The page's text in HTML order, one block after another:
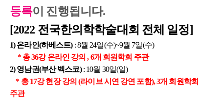
등록이 진행됩니다.
[2022 전국한의학학술대회 전체 일정]
1) 온라인(하베스트): 8월 24일(수)~9월 7일(수)
* 총 36강 온라인 강의 , 6개 회원학회 주관
2) 영남권(부산 벡스코): 10월 30일(일)
* 총 17강 현장 강의 (라이브 시연 강연 포함), 3개 회원학회
주관